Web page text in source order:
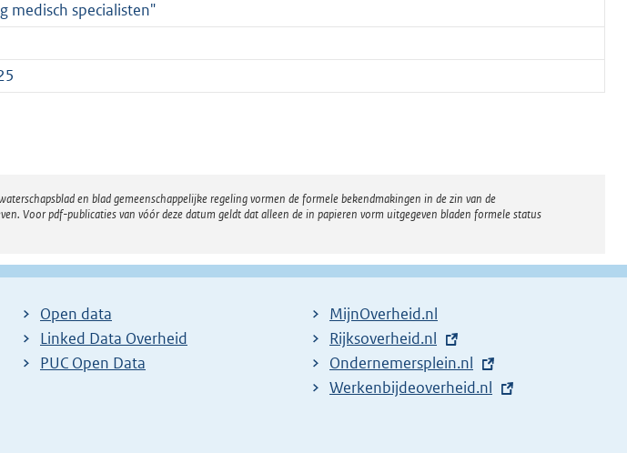
medisch specialisten"
en blad gemeenschappelijke regeling vormen de formele bekendmakingen in de zin van de
Voor pdf-publicaties van vóór deze datum geldt dat alleen de in papieren vorm uitgegeven bladen formele status
Open data
Linked Data Overheid
PUC Open Data
MijnOverheid.nl
E
x
t
Rijksoverheid.nl
E
x
Ondernemersplein.nl
E
Werkenbijdeoverheid.nl